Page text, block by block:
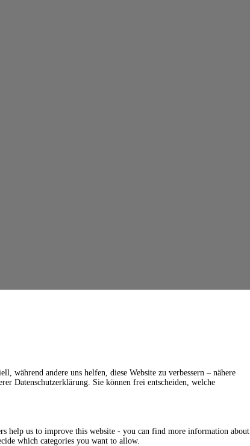
während andere uns helfen, diese Website zu verbessern – nähere
Datenschutzerklärung. Sie können frei entscheiden, welche
help us to improve this website - you can find more information about
which categories you want to allow.